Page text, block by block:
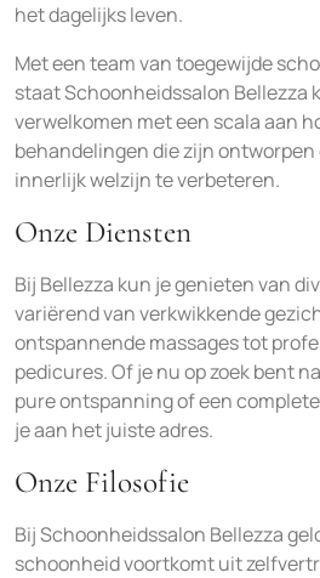
het dagelijks leven.
Met een team van toegewijde
staat Schoonheidssalon Bellezza
verwelkomen met een scala aan
behandelingen die zijn
innerlijk welzijn te verbeteren.
Onze Diensten
Bij Bellezza kun je genieten van
variërend van verkwikkende
ontspannende massages tot
pedicures. Of je nu op zoek bent
pure ontspanning of een
je aan het juiste adres.
Onze Filosofie
Bij Schoonheidssalon Bellezza
schoonheid voortkomt uit